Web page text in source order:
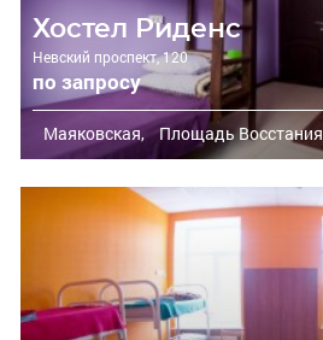
Хостел Риденс
Невский проспект, 120
по запросу
Маяковская, Площадь Восстания